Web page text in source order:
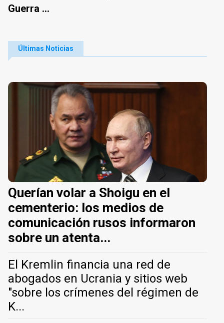
Guerra ...
Últimas Noticias
Querían volar a Shoigu en el
cementerio: los medios de
comunicación rusos informaron
sobre un atenta...
El Kremlin financia una red de
abogados en Ucrania y sitios web
"sobre los crímenes del régimen de
K...